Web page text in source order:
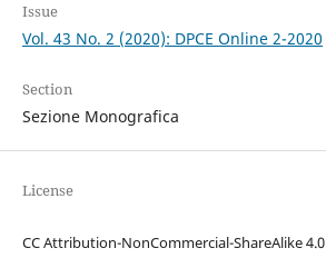
Issue
Vol. 43 No. 2 (2020): DPCE Online 2-2020
Section
Sezione Monografica
License
CC Attribution-NonCommercial-ShareAlike 4.0